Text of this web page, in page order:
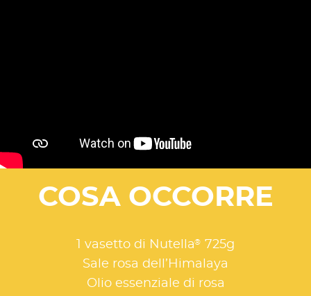
COSA OCCORRE
1 vasetto di Nutella® 725g
Sale rosa dell’Himalaya
Olio essenziale di rosa